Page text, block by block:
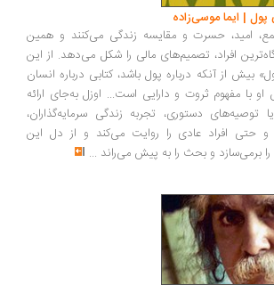
موسی‌زاده
حسرت و مقایسه زندگی می‌کنند و همین
تصمیم‌های مالی را شکل می‌دهد. از این
آنکه درباره پول باشد، کتابی درباره انسان
ثروت و دارایی است... اوزل به‌جای ارائه
دستوری، تجربه زندگی سرمایه‌گذاران،
افراد عادی را روایت می‌کند و از دل این
و بحث را به پیش می‌راند ...